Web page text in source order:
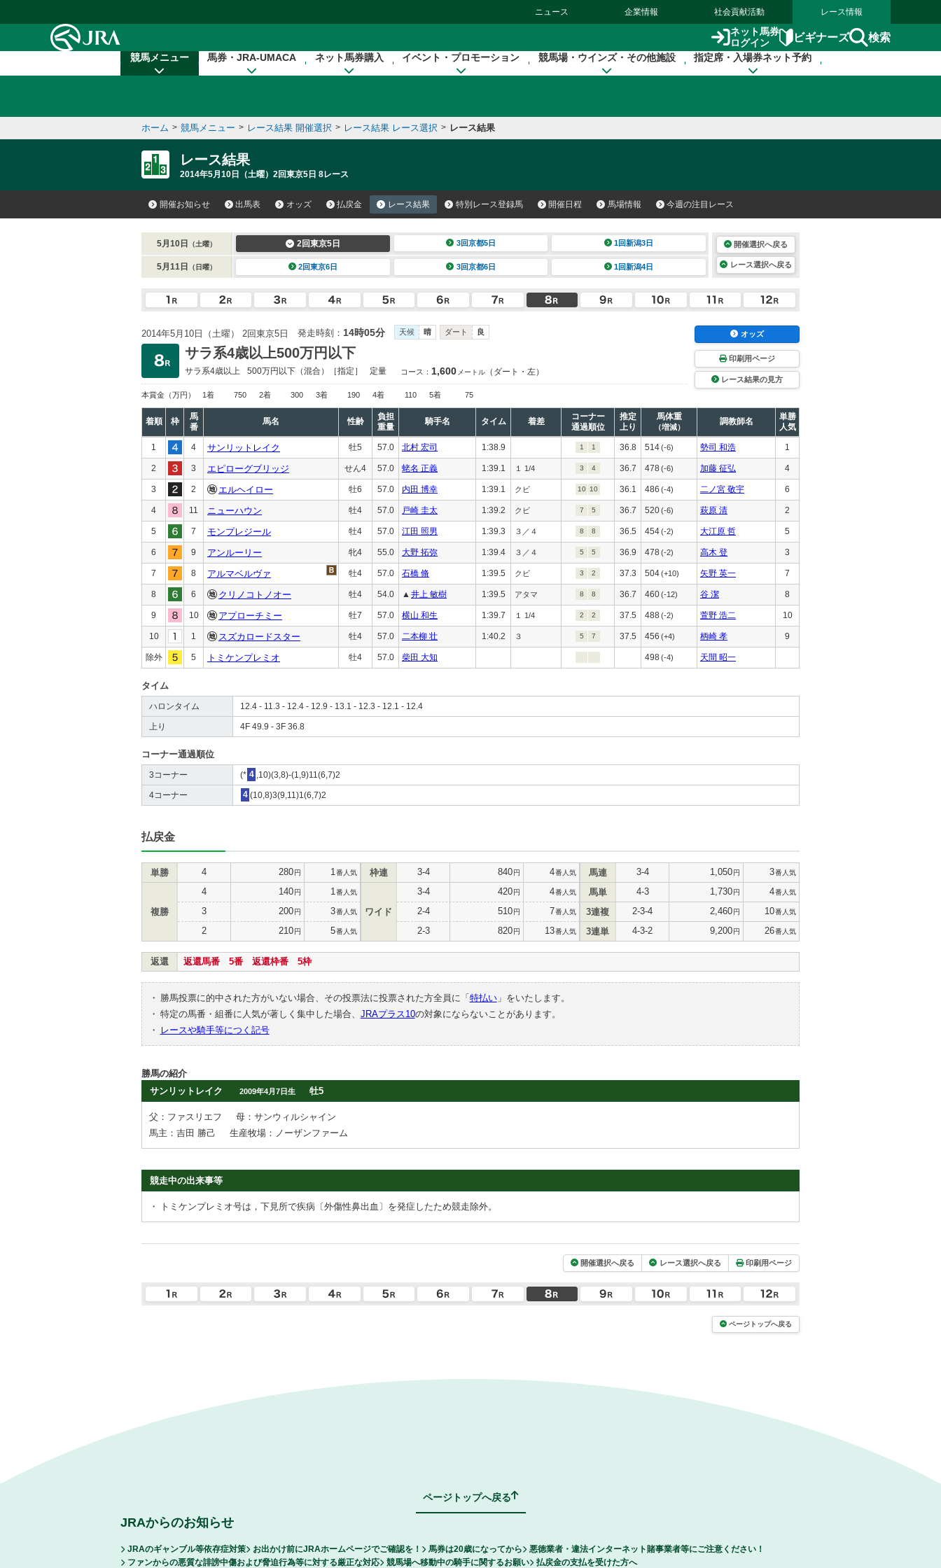
ニュース 企業情報 社会貢献活動 レース情報
ネット馬券
ログイン
ビギナーズ 検索
競馬メニュー 馬券・JRA-UMACA ネット馬券購入 イベント・プロモーション 競馬場・ウインズ・その他施設 指定席・入場券ネット予約
ホーム > 競馬メニュー > レース結果 開催選択 > レース結果 レース選択 > レース結果
レース結果
2014年5月10日（土曜）2回東京5日 8レース
開催お知らせ 出馬表 オッズ 払戻金 レース結果 特別レース登録馬 開催日程 馬場情報 今週の注目レース
5月10日 （土曜） 2回東京5日 3回京都5日 1回新潟3日
5月11日 （日曜） 2回東京6日 3回京都6日 1回新潟4日
開催選択へ戻る
レース選択へ戻る
2014年5月10日（土曜） 2回東京5日 発走時刻： 14時05分 天候 晴 ダート 良
サラ系4歳以上500万円以下
サラ系4歳以上 500万円以下 （混合）［指定］ 定量 コース： 1,600 メートル （ダート・左）
本賞金 （万円） 1着 750 2着 300 3着 190 4着 110 5着 75
オッズ
印刷用ページ
レース結果の見方
着順 枠
馬
番
馬名 性齢
負担
重量
騎手名 タイム 着差
コーナー
通過順位
推定
上り
馬体重
（増減）
調教師名
単勝
人気
1 4 サンリットレイク 牡5 57.0 北村 宏司 1:38.9 1 1 36.8 514(-6) 勢司 和浩 1
2 3 エピローグブリッジ せん4 57.0 蛯名 正義 1:39.1 １ 1/4 3 4 36.7 478 (-6) 加藤 征弘 4
3 2 エルヘイロー 牡6 57.0 内田 博幸 1:39.1 クビ 10 10 36.1 486 (-4) 二ノ宮 敬宇 6
4 11 ニューハウン 牡4 57.0 戸崎 圭太 1:39.2 クビ 7 5 36.7 520(-6) 萩原 清 2
5 7 モンプレジール 牡4 57.0 江田 照男 1:39.3 ３／４ 8 8 36.5 454(-2) 大江原 哲 5
6 9 アンルーリー 牝4 55.0 大野 拓弥 1:39.4 ３／４ 5 5 36.9 478 (-2) 高木 登 3
7 8 アルマベルヴァ 牡4 57.0 石橋 脩 1:39.5 クビ 3 2 37.3 504(+10) 矢野 英一 7
8 6 クリノコトノオー 牡4 54.0 ▲ 井上 敏樹 1:39.5 アタマ 8 8 36.7 460(-12) 谷 潔 8
9 10 アプローチミー 牡7 57.0 横山 和生 1:39.7 １ 1/4 2 2 37.5 488(-2) 萱野 浩二 10
10 1 スズカロードスター 牡4 57.0 二本柳 壮 1:40.2 ３ 5 7 37.5 456 (+4) 柄崎 孝 9
除外 5 トミケンプレミオ 牡4 57.0 柴田 大知 498(-4) 天間 昭一
タイム
ハロンタイム 12.4 - 11.3 - 12.4 - 12.9 - 13.1 - 12.3 - 12.1 - 12.4
上り 4F 49.9 - 3F 36.8
コーナー通過順位
3コーナー (* 4 ,10)(3,8)-(1,9)11(6,7)2
4コーナー 4 (10,8)3(9,11)1(6,7)2
払戻金
単勝 4 280円 1 番人気
複勝
4 140円 1 番人気
3 200円 3番人気
2 210円 5番人気
枠連 3-4 840円 4番人気
ワイド
3-4 420円 4番人気
2-4 510円 7番人気
2-3 820円 13番人気
馬連 3-4 1,050円 3番人気
馬単 4-3 1,730円 4番人気
3連複 2-3-4 2,460円 10番人気
3連単 4-3-2 9,200円 26番人気
返還 返還馬番 5番 返還枠番 5枠
・ 勝馬投票に的中された方がいない場合、その投票法に投票された方全員に「 特払い」をいたします。
・ 特定の馬番・組番に人気が著しく集中した場合、 JRAプラス10の対象にならないことがあります。
・
レースや騎手等につく記号
勝馬の紹介
サンリットレイク
2009年4月7日生 牡5
父：ファスリエフ
母：サンウィルシャイン
馬主：吉田 勝己
生産牧場：ノーザンファーム
競走中の出来事等
・ トミケンプレミオ号は，下見所で疾病〔外傷性鼻出血〕を発症したため競走除外。
開催選択へ戻る レース選択へ戻る 印刷用ページ
ページトップへ戻る
ページトップへ戻る
JRAからのお知らせ
JRAのギャンブル等依存症対策 お出かけ前にJRAホームページでご確認を！ 馬券は20歳になってから
悪徳業者・違法インターネット賭事業者等にご注意ください！
ファンからの悪質な誹謗中傷および脅迫行為等に対する厳正な対応
競馬場へ移動中の騎手に関するお願い 払戻金の支払を受けた方へ